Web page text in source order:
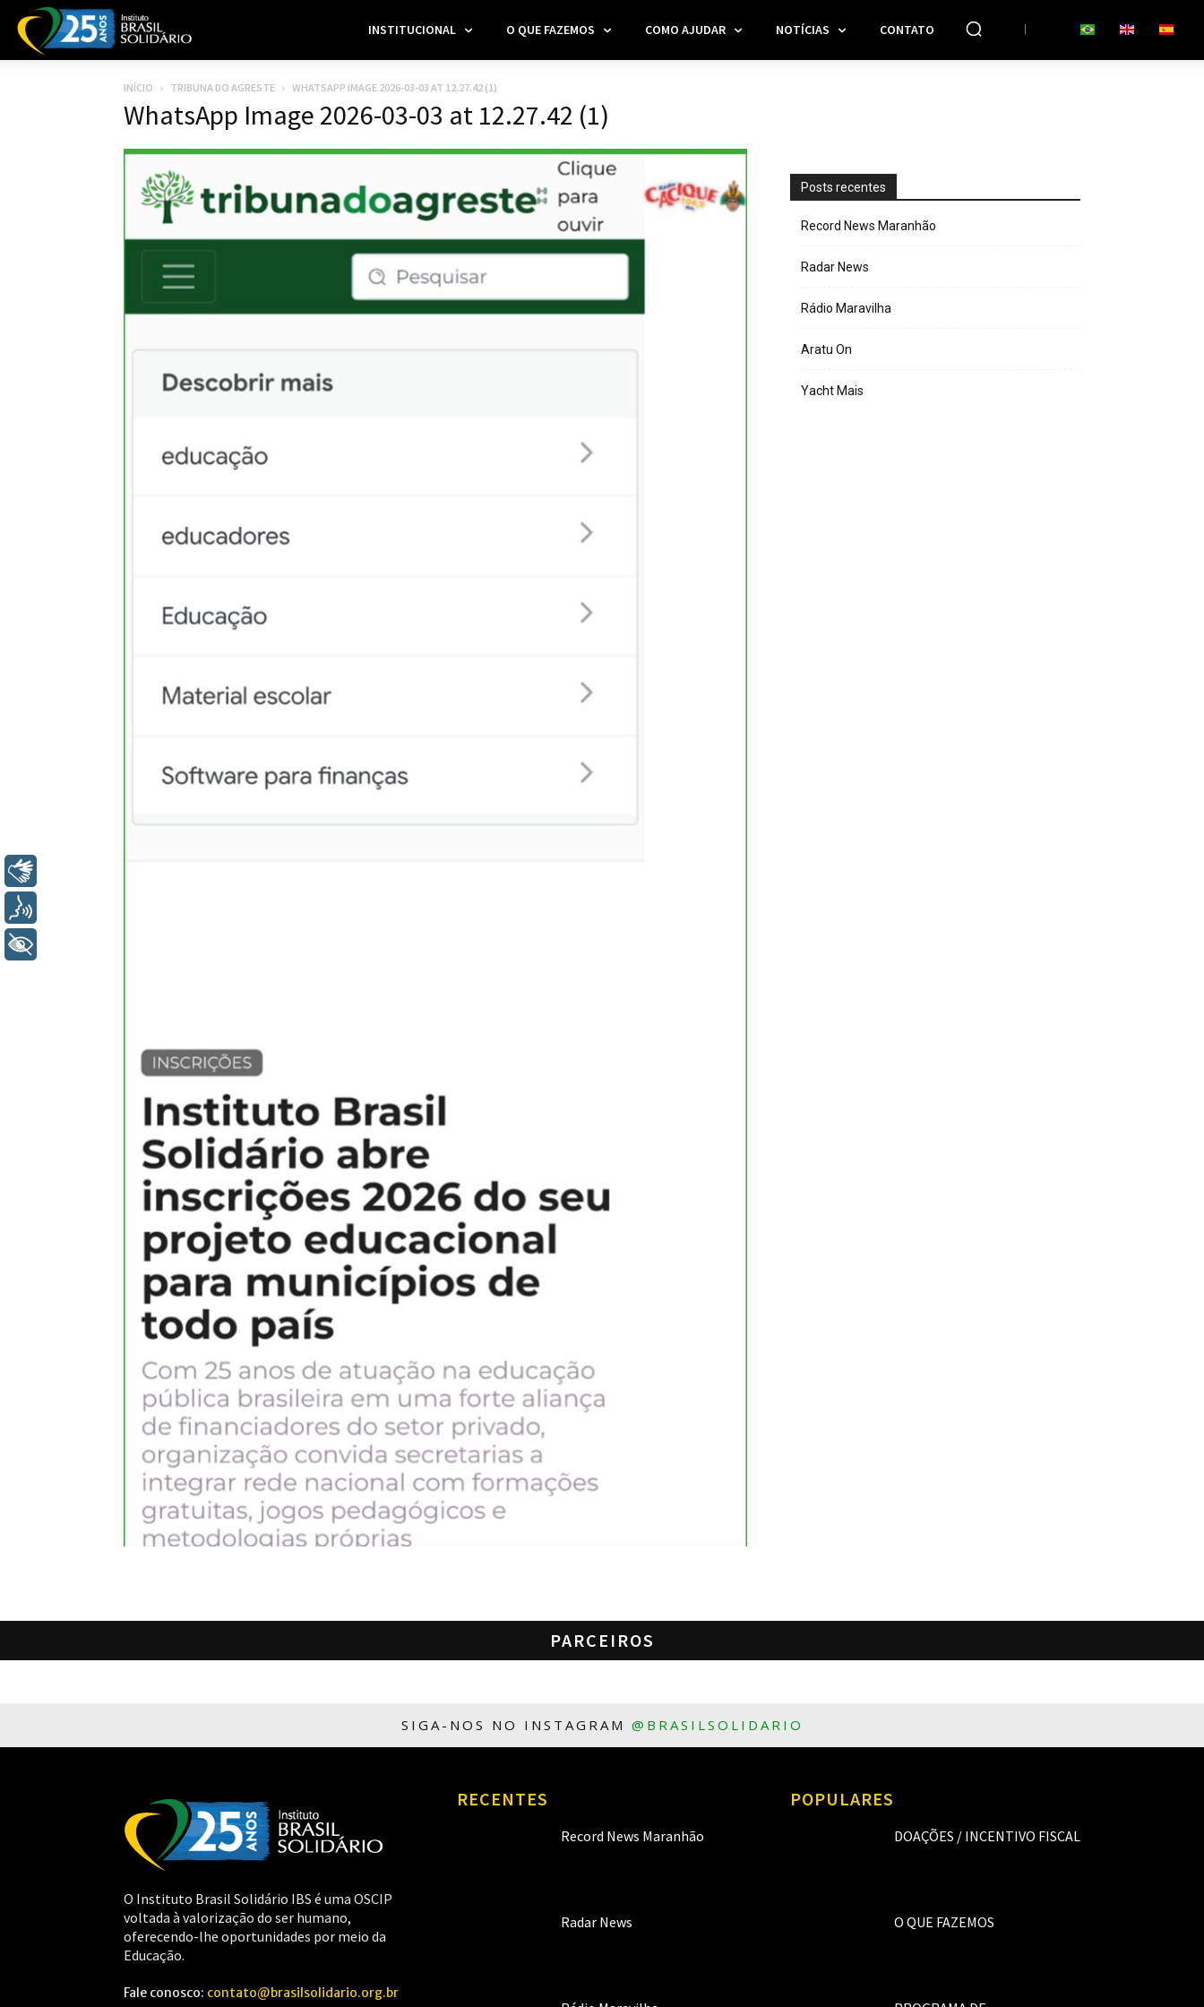
INSTITUCIONAL O QUE FAZEMOS COMO AJUDAR NOTÍCIAS CONTATO
INÍCIO TRIBUNA DO AGRESTE WHATSAPP IMAGE 2026-03-03 AT 12.27.42 (1)
WhatsApp Image 2026-03-03 at 12.27.42 (1)
Posts recentes
Record News Maranhão
Radar News
Rádio Maravilha
Aratu On
Yacht Mais
PARCEIROS
SIGA-NOS NO INSTAGRAM @BRASILSOLIDARIO
O Instituto Brasil Solidário IBS é uma OSCIP
voltada à valorização do ser humano,
oferecendo-lhe oportunidades por meio da
Educação.
Fale conosco: contato@brasilsolidario.org.br
RECENTES
Record News Maranhão
Radar News
POPULARES
DOAÇÕES / INCENTIVO FISCAL
O QUE FAZEMOS